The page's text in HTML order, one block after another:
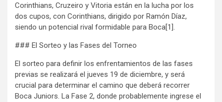
Corinthians, Cruzeiro y Vitoria están en la lucha por los
dos cupos, con Corinthians, dirigido por Ramón Díaz,
siendo un potencial rival formidable para Boca[1].
### El Sorteo y las Fases del Torneo
El sorteo para definir los enfrentamientos de las fases
previas se realizará el jueves 19 de diciembre, y será
crucial para determinar el camino que deberá recorrer
Boca Juniors. La Fase 2, donde probablemente ingrese el